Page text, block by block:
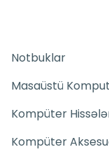
Notbuklar
Masaüstü
Kompüter
Kompüter